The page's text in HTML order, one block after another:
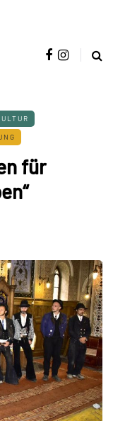
für